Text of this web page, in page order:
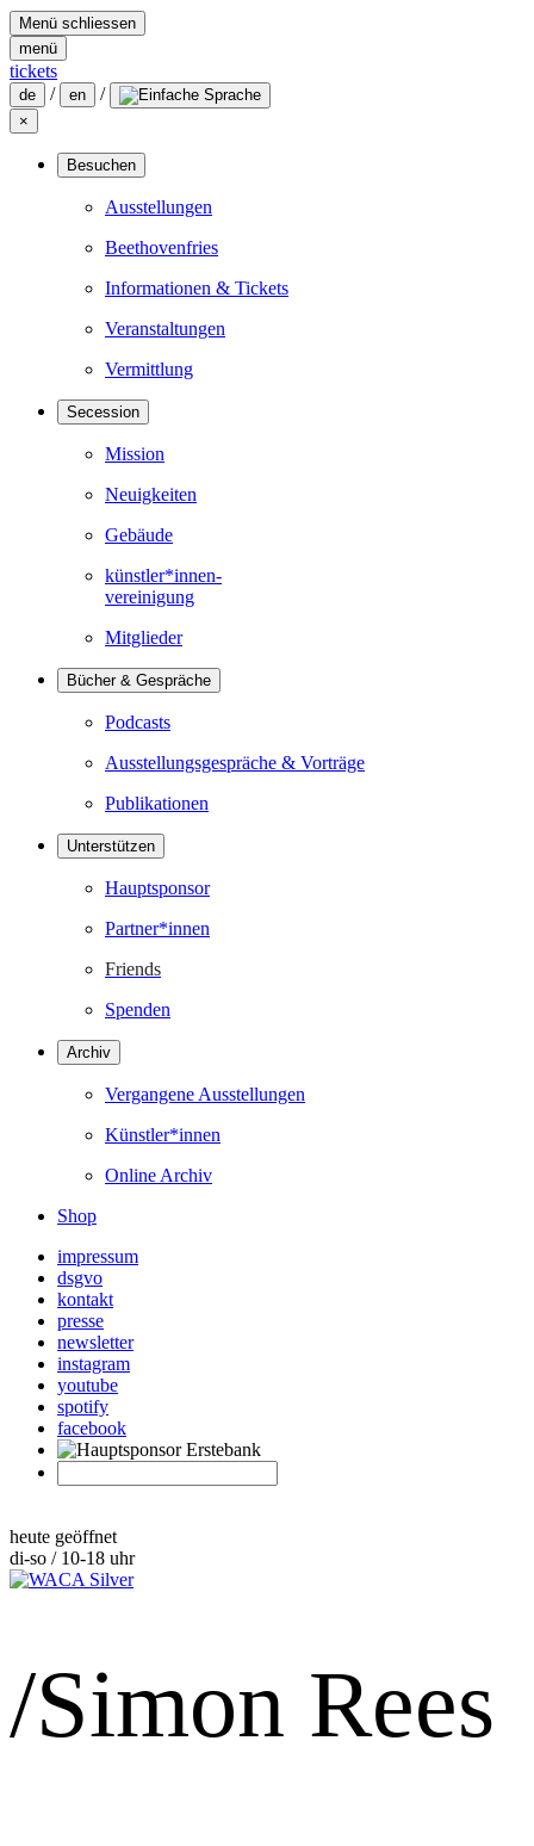
Menü schliessen
menü
tickets
de / en /
×
Besuchen
Ausstellungen
Beethovenfries
Informationen & Tickets
Veranstaltungen
Vermittlung
Secession
Mission
Neuigkeiten
Gebäude
künstler*innen-
vereinigung
Mitglieder
Bücher & Gespräche
Podcasts
Ausstellungsgespräche & Vorträge
Publikationen
Unterstützen
Hauptsponsor
Partner*innen
Friends
Spenden
Archiv
Vergangene Ausstellungen
Künstler*innen
Online Archiv
Shop
impressum
dsgvo
kontakt
presse
newsletter
instagram
youtube
spotify
facebook
heute geöffnet
di-so / 10-18 uhr
/Simon Rees